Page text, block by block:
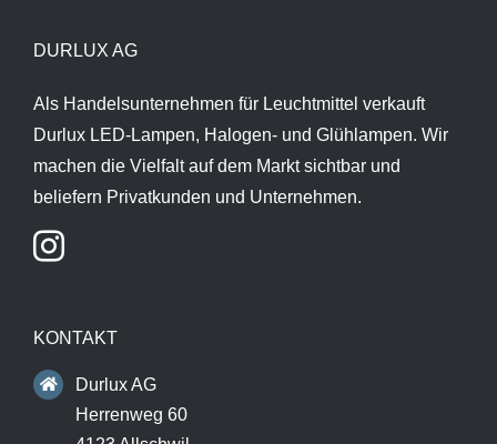
DURLUX AG
Als Handelsunternehmen für Leuchtmittel verkauft
Durlux LED-Lampen, Halogen- und Glühlampen. Wir
machen die Vielfalt auf dem Markt sichtbar und
beliefern Privatkunden und Unternehmen.
KONTAKT
Durlux AG
Herrenweg 60